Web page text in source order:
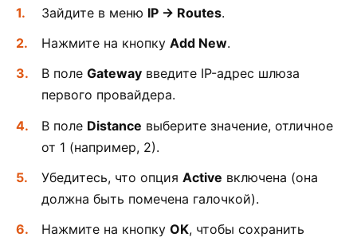
Зайдите в меню IP -> Routes.
Нажмите на кнопку Add New.
В поле Gateway введите IP-адрес шлюза
первого провайдера.
В поле Distance выберите значение, отличное
от 1 (например, 2).
Убедитесь, что опция Active включена (она
должна быть помечена галочкой).
Нажмите на кнопку OK, чтобы сохранить